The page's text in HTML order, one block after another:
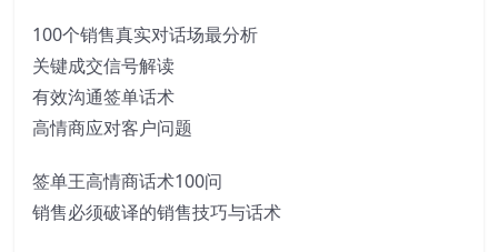
100个销售真实对话场最分析
关键成交信号解读
有效沟通签单话术
高情商应对客户问题
签单王高情商话术100问
销售必须破译的销售技巧与话术